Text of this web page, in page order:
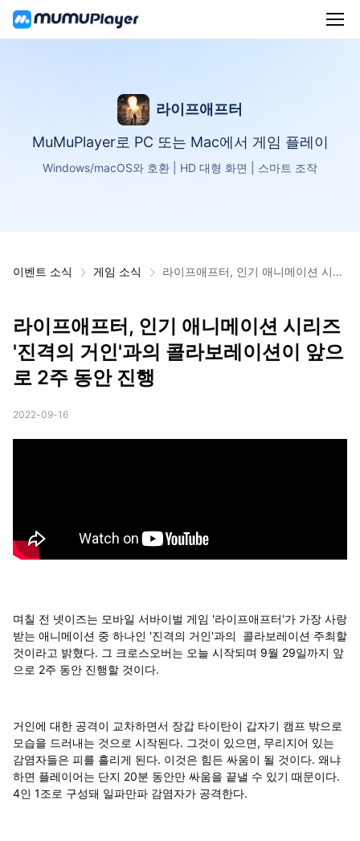
라이프애프터
MuMuPlayer로 PC 또는 Mac에서 게임 플레이
Windows/macOS와 호환 | HD 대형 화면 | 스마트 조작
이벤트 소식 게임 소식
라이프애프터, 인기 애니메이션 시리
라이프애프터, 인기 애니메이션 시리즈
'진격의 거인'과의 콜라보레이션이 앞으
로 2주 동안 진행
2022-09-16
며칠 전 넷이즈는 모바일 서바이벌 게임 '라이프애프터'가 가장 사랑
받는 애니메이션 중 하나인 '진격의 거인'과의 콜라보레이션 주최할
것이라고 밝혔다. 그 크로스오버는 오늘 시작되며 9월 29일까지 앞
으로 2주 동안 진행할 것이다.
거인에 대한 공격이 교차하면서 장갑 타이탄이 갑자기 캠프 밖으로
모습을 드러내는 것으로 시작된다. 그것이 있으면, 무리지어 있는
감염자들은 피를 흘리게 된다. 이것은 힘든 싸움이 될 것이다. 왜냐
하면 플레이어는 단지 20분 동안만 싸움을 끝낼 수 있기 때문이다.
4인 1조로 구성돼 일파만파 감염자가 공격한다.